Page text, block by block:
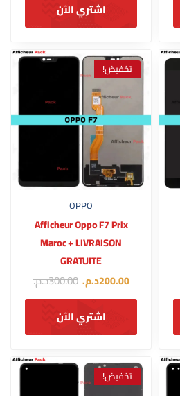
اشتري الآن
تخفيض!
OPPO
Afficheur Oppo F7 Prix
Maroc + LIVRAISON
GRATUITE
200.00د.م. 300.00د.م.
اشتري الآن
تخفيض!